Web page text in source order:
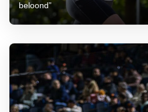
beloond”